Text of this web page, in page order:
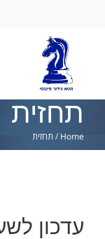
תחזית
Home
/ תחזית
עדכון